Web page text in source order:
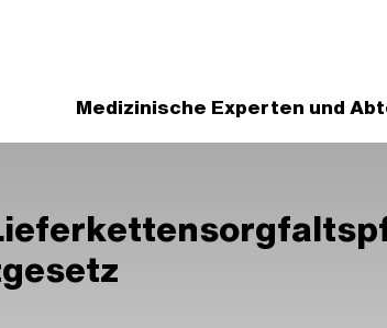
Medizinische Experten und